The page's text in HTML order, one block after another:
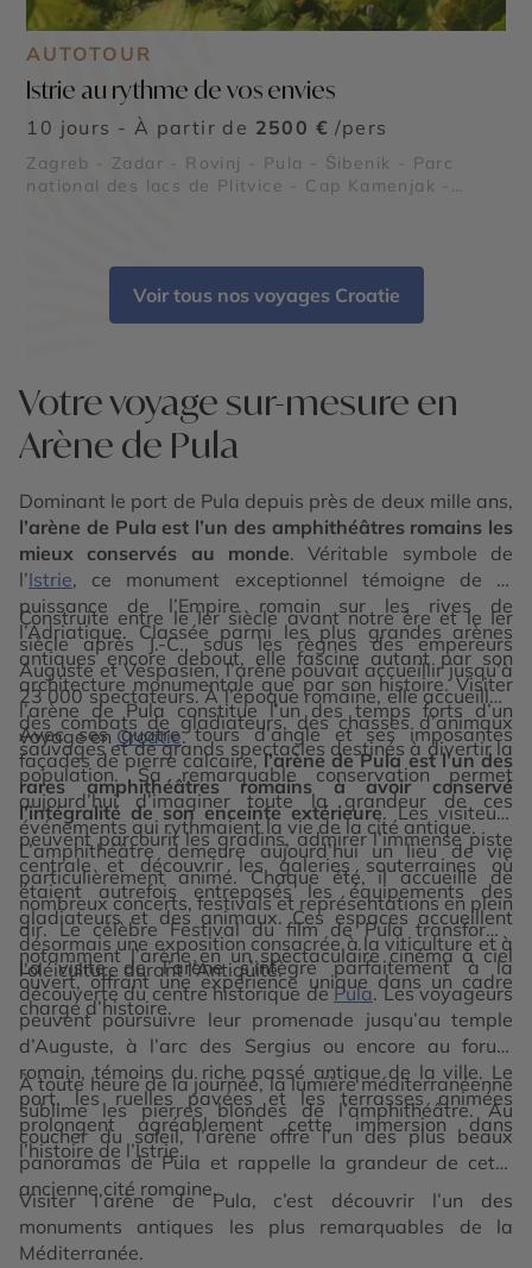
AUTOTOUR
Istrie au rythme de vos envies
10 jours - À partir de 2500 € /pers
Zagreb - Zadar - Rovinj - Pula - Šibenik - Parc
national des lacs de Plitvice - Cap Kamenjak -
Voir tous nos voyages Croatie
Votre voyage sur-mesure en
Arène de Pula
Dominant le port de Pula depuis près de deux mille ans,
l’arène de Pula est l’un des amphithéâtres romains les
mieux conservés au monde. Véritable symbole de
l’Istrie, ce monument exceptionnel témoigne de la
puissance de l’Empire romain sur les rives de
l’Adriatique. Classée parmi les plus grandes arènes
antiques encore debout, elle fascine autant par son
architecture monumentale que par son histoire. Visiter
l’arène de Pula constitue l’un des temps forts d’un
voyage enCroatie.
Construite entre le Ier siècle avant notre ère et le Ier
siècle après J.-C., sous les règnes des empereurs
Auguste et Vespasien, l’arène pouvait accueillir jusqu’à
23 000 spectateurs. À l’époque romaine, elle accueillait
des combats de gladiateurs, des chasses d’animaux
sauvages et de grands spectacles destinés à divertir la
population. Sa remarquable conservation permet
aujourd’hui d’imaginer toute la grandeur de ces
événements qui rythmaient la vie de la cité antique.
Avec ses quatre tours d’angle et ses imposantes
façades de pierre calcaire,l’arène de Pula est l’un des
rares amphithéâtres romains à avoir conservé
l’intégralité de son enceinte extérieure. Les visiteurs
peuvent parcourir les gradins, admirer l’immense piste
centrale et découvrir les galeries souterraines où
étaient autrefois entreposés les équipements des
gladiateurs et des animaux. Ces espaces accueillent
désormais une exposition consacrée à la viticulture et à
l’oléiculture durant l’Antiquité.
L’amphithéâtre demeure aujourd’hui un lieu de vie
particulièrement animé. Chaque été, il accueille de
nombreux concerts, festivals et représentations en plein
air. Le célèbre Festival du film de Pula transforme
notamment l’arène en un spectaculaire cinéma à ciel
ouvert, offrant une expérience unique dans un cadre
chargé d’histoire.
La visite de l’arène s’intègre parfaitement à la
découverte du centre historique dePula. Les voyageurs
peuvent poursuivre leur promenade jusqu’au temple
d’Auguste, à l’arc des Sergius ou encore au forum
romain, témoins du riche passé antique de la ville. Le
port, les ruelles pavées et les terrasses animées
prolongent agréablement cette immersion dans
l’histoire de l’Istrie.
À toute heure de la journée, la lumière méditerranéenne
sublime les pierres blondes de l’amphithéâtre. Au
coucher du soleil, l’arène offre l’un des plus beaux
panoramas de Pula et rappelle la grandeur de cette
ancienne cité romaine.
Visiter l’arène de Pula, c’est découvrir l’un des
monuments antiques les plus remarquables de la
Méditerranée.